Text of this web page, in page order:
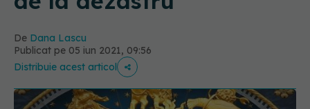
De Dana Lascu
Publicat pe 05 iun 2021, 09:56
Distribuie acest articol